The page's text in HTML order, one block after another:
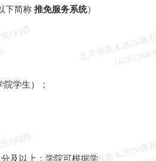
下简称 推免服务系统）
学生）；
及以上；学院可根据学